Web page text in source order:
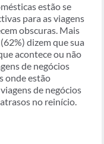
estão se
para as viagens
obscuras. Mais
dizem que sua
acontece ou não
de negócios
onde estão
de negócios
no reinício.